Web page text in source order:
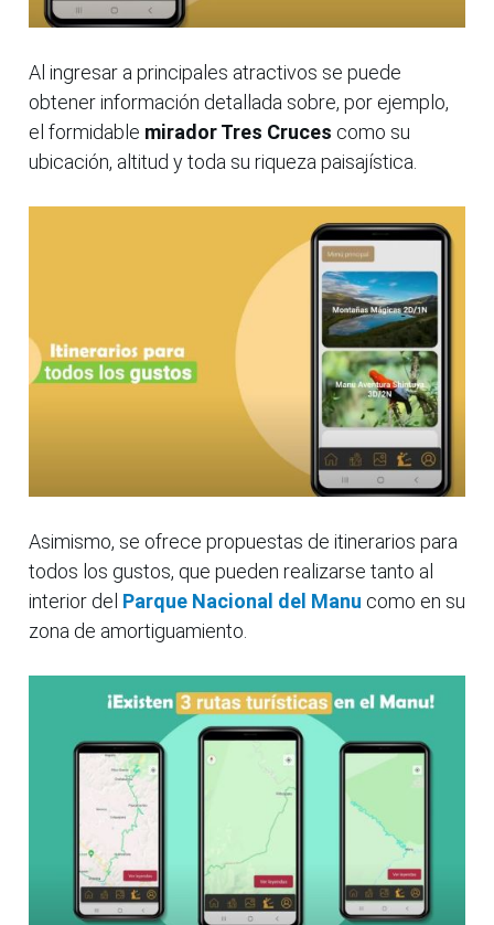
Al ingresar a principales atractivos se puede
obtener información detallada sobre, por ejemplo,
el formidable mirador Tres Cruces como su
ubicación, altitud y toda su riqueza paisajística.
Asimismo, se ofrece propuestas de itinerarios para
todos los gustos, que pueden realizarse tanto al
interior del Parque Nacional del Manu como en su
zona de amortiguamiento.